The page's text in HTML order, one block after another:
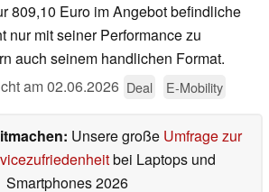
809,10 Euro im Angebot befindliche
nur mit seiner Performance zu
auch seinem handlichen Format.
am02.06.2026 Deal E-Mobility
Unsere große Umfrage zur
bei Laptops und
Smartphones 2026